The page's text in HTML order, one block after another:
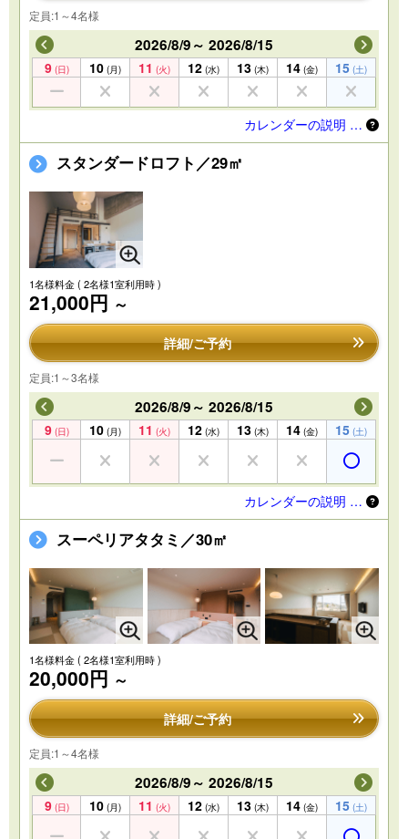
定員:1～4名様
2026/8/9～ 2026/8/15
9 (日) 10 (月) 11 (火) 12 (水) 13 (木) 14 (金) 15 (土)
カレンダーの説明 …
スタンダードロフト／29㎡
1名様料金( 2名様1室利用時 )
21,000円 ～
詳細/ご予約
定員:1～3名様
2026/8/9～ 2026/8/15
9 (日) 10 (月) 11 (火) 12 (水) 13 (木) 14 (金) 15 (土)
カレンダーの説明 …
スーペリアタタミ／30㎡
1名様料金( 2名様1室利用時 )
20,000円 ～
詳細/ご予約
定員:1～4名様
2026/8/9～ 2026/8/15
9 (日) 10 (月) 11 (火) 12 (水) 13 (木) 14 (金) 15 (土)